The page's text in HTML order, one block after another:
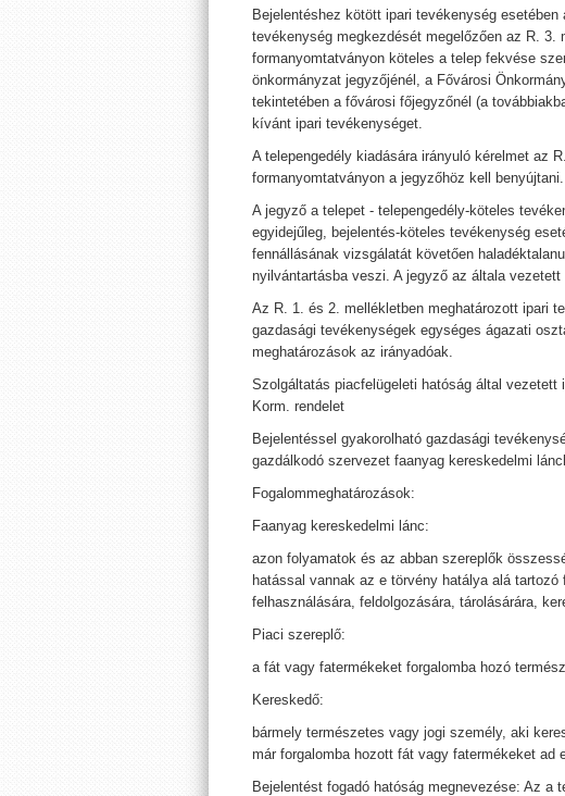
Bejelentéshez kötött ipari tevékenység
tevékenység megkezdését megelőzően az R. 3.
formanyomtatványon köteles a telep fekvése
önkormányzat jegyzőjénél, a Fővárosi
tekintetében a fővárosi főjegyzőnél (a
kívánt ipari tevékenységet.
A telepengedély kiadására irányuló kérelmet az
formanyomtatványon a jegyzőhöz kell benyújtani.
A jegyző a telepet - telepengedély-köteles
egyidejűleg, bejelentés-köteles tevékenység
fennállásának vizsgálatát követően
nyilvántartásba veszi. A jegyző az általa
Az R. 1. és 2. mellékletben meghatározott ipari
gazdasági tevékenységek egységes ágazati
meghatározások az irányadóak.
Szolgáltatás piacfelügeleti hatóság által
Korm. rendelet
Bejelentéssel gyakorolható gazdasági
gazdálkodó szervezet faanyag kereskedelmi
Fogalommeghatározások:
Faanyag kereskedelmi lánc:
azon folyamatok és az abban szereplők
hatással vannak az e törvény hatálya alá
felhasználására, feldolgozására, tárolásárára,
Piaci szereplő:
a fát vagy fatermékeket forgalomba hozó
Kereskedő:
bármely természetes vagy jogi személy, aki
már forgalomba hozott fát vagy fatermékeket ad
Bejelentést fogadó hatóság megnevezése: Az a